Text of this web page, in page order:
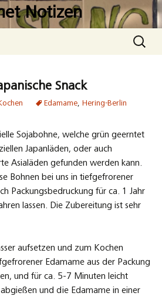
Notizen
Suchen
nach:
Snack
Edamame, Hering-Berlin
Sojabohne, welche grün geerntet
Japanläden, oder auch
Asialäden gefunden werden kann.
Bohnen bei uns in tiefgefrorener
Packungsbedruckung für ca. 1 Jahr
lassen. Die Zubereitung ist sehr
aufsetzen und zum Kochen
Edamame aus der Packung
und für ca. 5-7 Minuten leicht
abgießen und die Edamame in einer